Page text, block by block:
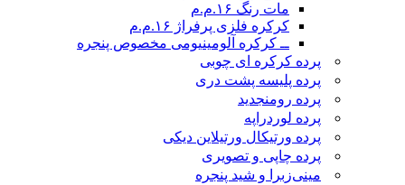
مات رنگ ۱۶.م.م
کرکره فلزی پرفراژ ۱۶.م.م
ــ کرکره آلومینیومی مخصوص پنجره
پرده کرکره ای چوبی
پرده پلیسه پشت دری
پرده رومنجدید
پرده لوردراپه
پرده ورتیکال ورتیلاین دیکی
پرده چاپی و تصویری
مینی‌زبرا و شید پنجره